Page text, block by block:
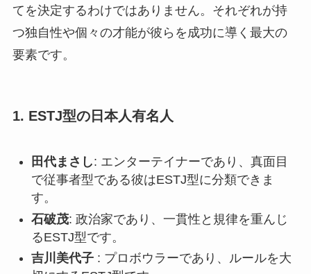
てを決定するわけではありません。それぞれが持
つ独自性や個々の才能が彼らを成功に導く最大の
要素です。
1. ESTJ型の日本人有名人
田代まさし: エンターテイナーであり、真面目
で従事者型である彼はESTJ型に分類できま
す。
石破茂: 政治家であり、一貫性と規律を重んじ
るESTJ型です。
吉川美代子: プロボウラーであり、ルールを大